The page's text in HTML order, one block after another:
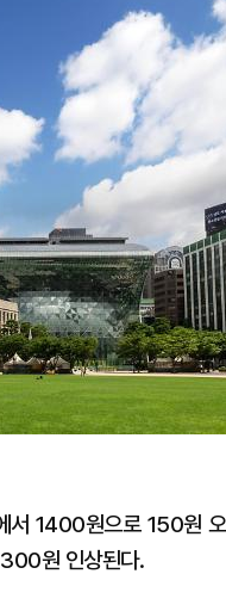
서 1400원으로 150원
원 인상된다.